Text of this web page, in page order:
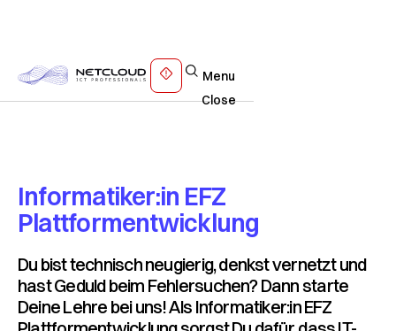
Menu
Close
Informatiker:in EFZ
Plattformentwicklung
Du bist technisch neugierig, denkst vernetzt und
hast Geduld beim Fehlersuchen? Dann starte
Deine Lehre bei uns! Als Informatiker:in EFZ